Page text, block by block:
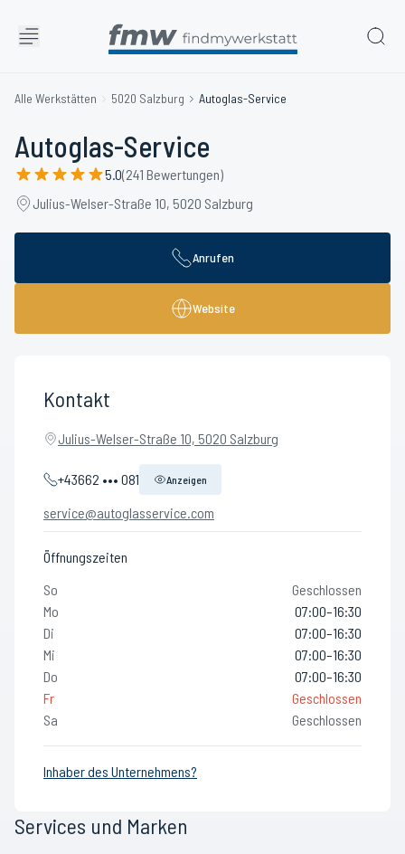
Alle Werkstätten 5020 Salzburg Autoglas-Service
Autoglas-Service
5.0(241 Bewertungen)
Julius-Welser-Straße 10, 5020 Salzburg
Anrufen
Website
Kontakt
Julius-Welser-Straße 10, 5020 Salzburg
+43662 ••• 081 Anzeigen
service@autoglasservice.com
Öffnungszeiten
So
Geschlossen
Mo
07:00–16:30
Di
07:00–16:30
Mi
07:00–16:30
Do
07:00–16:30
Fr
Geschlossen
Sa
Geschlossen
Inhaber des Unternehmens?
Services und Marken